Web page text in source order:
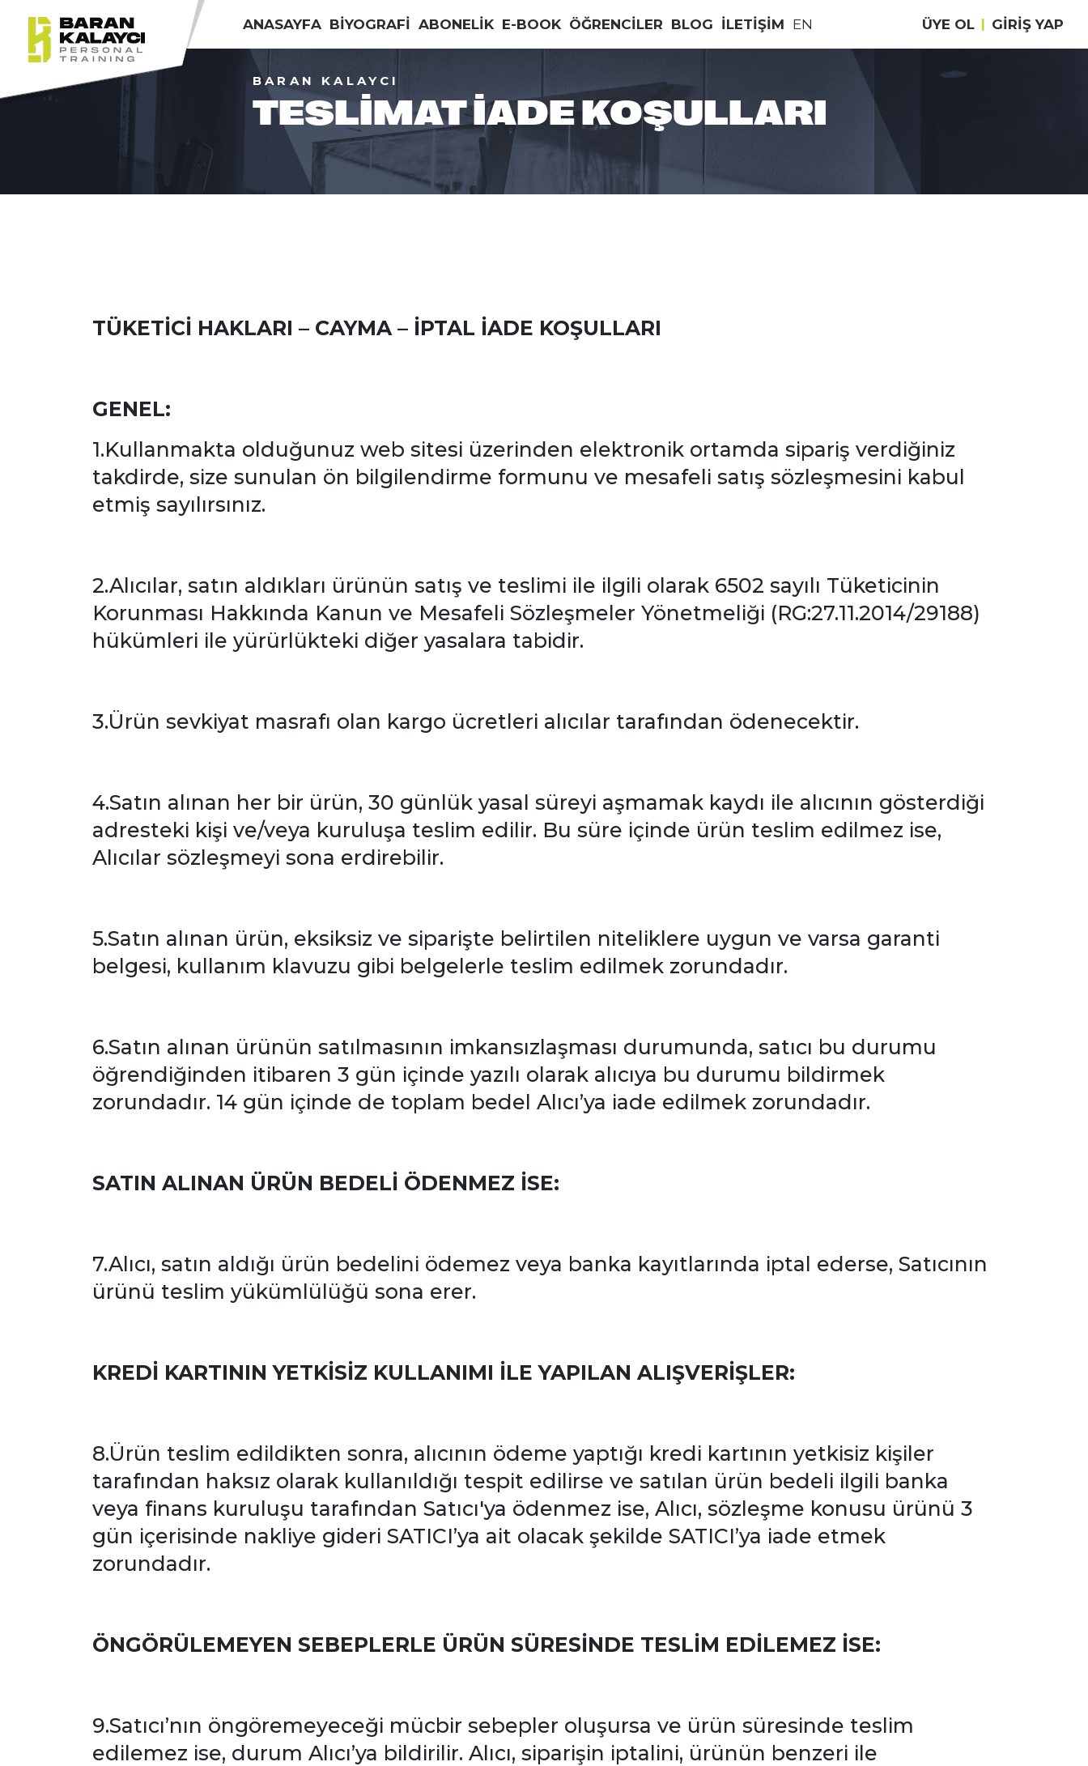
ANASAYFA BİYOGRAFİ ABONELİK E-BOOK ÖĞRENCİLER BLOG İLETİŞİM EN ÜYE OL | GIRIŞ YAP
BARAN KALAYCI
TESLIMAT İADE KOŞULLARI
TÜKETİCİ HAKLARI – CAYMA – İPTAL İADE KOŞULLARI
GENEL:
1.Kullanmakta olduğunuz web sitesi üzerinden elektronik ortamda sipariş verdiğiniz
takdirde, size sunulan ön bilgilendirme formunu ve mesafeli satış sözleşmesini kabul
etmiş sayılırsınız.
2.Alıcılar, satın aldıkları ürünün satış ve teslimi ile ilgili olarak 6502 sayılı Tüketicinin
Korunması Hakkında Kanun ve Mesafeli Sözleşmeler Yönetmeliği (RG:27.11.2014/29188)
hükümleri ile yürürlükteki diğer yasalara tabidir.
3.Ürün sevkiyat masrafı olan kargo ücretleri alıcılar tarafından ödenecektir.
4.Satın alınan her bir ürün, 30 günlük yasal süreyi aşmamak kaydı ile alıcının gösterdiği
adresteki kişi ve/veya kuruluşa teslim edilir. Bu süre içinde ürün teslim edilmez ise,
Alıcılar sözleşmeyi sona erdirebilir.
5.Satın alınan ürün, eksiksiz ve siparişte belirtilen niteliklere uygun ve varsa garanti
belgesi, kullanım klavuzu gibi belgelerle teslim edilmek zorundadır.
6.Satın alınan ürünün satılmasının imkansızlaşması durumunda, satıcı bu durumu
öğrendiğinden itibaren 3 gün içinde yazılı olarak alıcıya bu durumu bildirmek
zorundadır. 14 gün içinde de toplam bedel Alıcı’ya iade edilmek zorundadır.
SATIN ALINAN ÜRÜN BEDELİ ÖDENMEZ İSE:
7.Alıcı, satın aldığı ürün bedelini ödemez veya banka kayıtlarında iptal ederse, Satıcının
ürünü teslim yükümlülüğü sona erer.
KREDİ KARTININ YETKİSİZ KULLANIMI İLE YAPILAN ALIŞVERİŞLER:
8.Ürün teslim edildikten sonra, alıcının ödeme yaptığı kredi kartının yetkisiz kişiler
tarafından haksız olarak kullanıldığı tespit edilirse ve satılan ürün bedeli ilgili banka
veya finans kuruluşu tarafından Satıcı'ya ödenmez ise, Alıcı, sözleşme konusu ürünü 3
gün içerisinde nakliye gideri SATICI’ya ait olacak şekilde SATICI’ya iade etmek
zorundadır.
ÖNGÖRÜLEMEYEN SEBEPLERLE ÜRÜN SÜRESİNDE TESLİM EDİLEMEZ İSE:
9.Satıcı’nın öngöremeyeceği mücbir sebepler oluşursa ve ürün süresinde teslim
edilemez ise, durum Alıcı’ya bildirilir. Alıcı, siparişin iptalini, ürünün benzeri ile